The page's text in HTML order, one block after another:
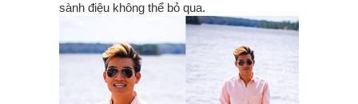
sành điệu không thể bỏ qua.